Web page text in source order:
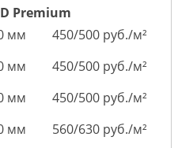
Premium
мм
450/500 руб./м²
мм
450/500 руб./м²
мм
450/500 руб./м²
мм
560/630 руб./м²